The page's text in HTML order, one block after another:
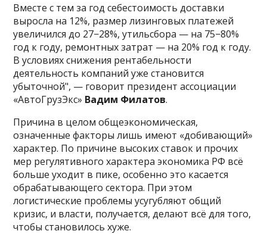
Вместе с тем за год себестоимость доставки
выросла на 12%, размер лизинговых платежей
увеличился до 27−28%, утильсбора — на 75−80%
год к году, ремонтных затрат — на 20% год к году.
В условиях снижения рентабельности
деятельность компаний уже становится
убыточной", — говорит президент ассоциации
«АвтоГрузЭкс» Вадим Филатов.
Причина в целом общеэкономическая,
означенные факторы лишь имеют «добивающий»
характер. По причине высоких ставок и прочих
мер регулятивного характера экономика РФ всё
больше уходит в пике, особенно это касается
обрабатывающего сектора. При этом
логистические проблемы усугубляют общий
кризис, и власти, получается, делают всё для того,
чтобы становилось хуже.